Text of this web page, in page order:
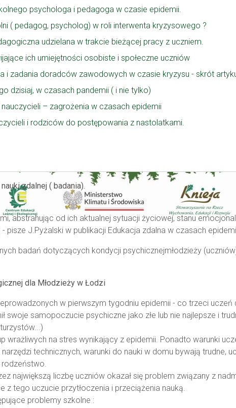
psychologa i pedagoga w czasie epidemii.
( pedagog, psycholog) w roli interwenta kryzysowego ?
udzielana w trakcie bieżącej pracy z uczniem.
ich umiejętności osobiste i społeczne uczniów
i zadania doradców zawodowych w czasie kryzysu - skrót
dzisiaj, w czasach pandemii ( i nie tylko)
– zagrożenia w czasach epidemii
i rodziców do postępowania z nastolatkami.
zdalnej ( badania).
abstrahując od ich aktualnej sytuacji życiowej, stanu
J.Pyżalski w publikacji Edukacja zdalna w czasach
badań dotyczących kondycji psychicznejmłodzieży
dla Młodzieży w Łodzi
w pierwszym tygodniu epidemii - co trzeci
swoje samopoczucie psychiczne jako złe lub nie najlepsze i
wrażliwych na stres wynikający z epidemii. Ponadto warunki
technicznych, warunki do nauki w domu bywają trudne,
rodzeństwo.
największą liczbę uczniów okazał się problem związany z
z tego uczucie przytłoczenia i przeciążenia nauką.
problemy szkolne :